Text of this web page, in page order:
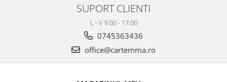
SUPORT CLIENTI
L - V 9.00 - 17.00
0745363436
office@cartemma.ro